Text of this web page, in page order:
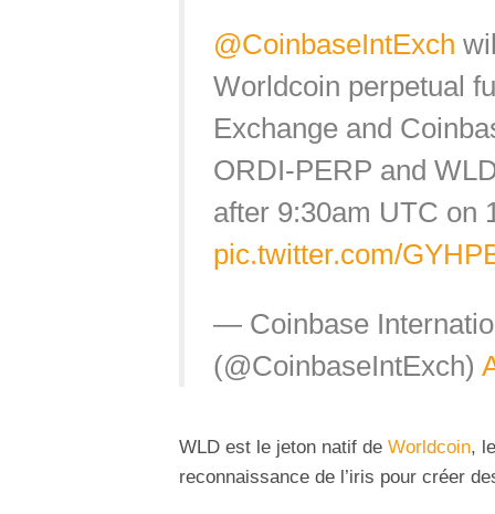
@CoinbaseIntExch
Worldcoin perpetual
Exchange and
ORDI-PERP and
after 9:30am UTC on
pic.twitter.com/
— Coinbase
(@CoinbaseIntExch)
WLD est le jeton natif de Worldcoin,
reconnaissance de l’iris pour créer